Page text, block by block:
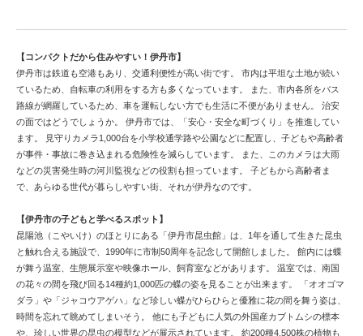
【コンパクトだから住みやすい！伊丹市】
伊丹市は鉄道も空港もあり、交通利便性が高い街です。 市内は平坦な土地が続い
ているため、自転車の利用をする方も多くなっています。 また、市内各所をバス
路線が網羅しているため、車を運転しない方でも生活に不便がありません。 治安
の面ではどうでしょうか。 伊丹市では、「安心・安全な町づくり」を推進してい
ます。 見守りカメラ1,000台を小学校通学路や公園などに配置し、子どもや高齢者
が事件・事故に巻き込まれる危険性を減らしています。 また、このカメラは大雨
などの災害発生時の河川監視などの役割も担っています。 子どもから高齢者ま
で、あらゆる世代が暮らしやすい街、それが伊丹なのです。
【伊丹市の子どもと学べるスポット】
昆陽池（こやいけ）のほとりにある「伊丹市昆虫館」は、1年を通して生きた昆虫
と触れ合える施設で、1990年に市制50周年を記念して開館しました。 館内には蝶
が舞う温室、生態展示室や映像ホール、飼育室などがあります。 温室では、南国
の花々の間を飛び回る14種約1,000匹の蝶の姿を見ることが出来ます。 「オオゴマ
ダラ」や「ジャコウアゲハ」など珍しい蝶がひらひらと優雅に花の間を舞う姿は、
時間を忘れて眺めてしまいそう。 他にも子どもに人気の外国産カブトムシの標本
や、珍しい世界の昆虫の模型などが展示されています。 約200種4,500株の植物も